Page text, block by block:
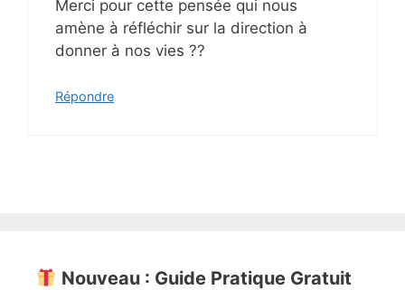
Merci pour cette pensée qui nous
amène à réfléchir sur la direction à
donner à nos vies ??
Répondre
Nouveau : Guide Pratique Gratuit